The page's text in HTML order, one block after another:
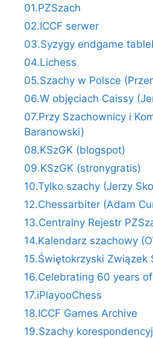
01.PZSzach
02.ICCF serwer
03.Syzygy endgame
04.Lichess
05.Szachy w Polsce
06.W objęciach Caissy
07.Przy Szachownicy i
Baranowski)
08.KSzGK (blogspot)
09.KSzGK (stronygratis)
10.Tylko szachy (Jerzy
12.Chessarbiter (Adam
13.Centralny Rejestr
14.Kalendarz szachowy
15.Świętokrzyski Związek
16.Celebrating 60 years
17.iPlayooChess
18.ICCF Games Archive
19.Szachy